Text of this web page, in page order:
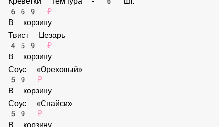
Стрипсы куринные
339 ₽
В корзину
Креветки Темпура - 6 шт.
669 ₽
В корзину
Твист Цезарь
459 ₽
В корзину